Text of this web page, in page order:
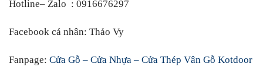
Hotline– Zalo : 0916676297
Facebook cá nhân: Thảo Vy
Fanpage: Cửa Gỗ – Cửa Nhựa – Cửa Thép Vân Gỗ Kotdoor